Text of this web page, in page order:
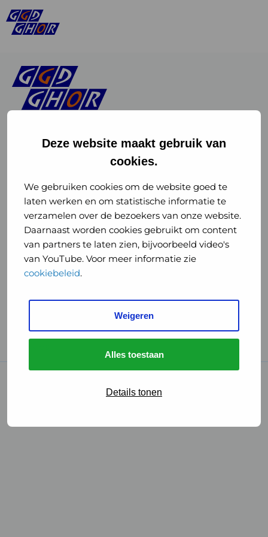
Deze website maakt gebruik van
cookies.
We gebruiken cookies om de website goed te
laten werken en om statistische informatie te
verzamelen over de bezoekers van onze website.
Daarnaast worden cookies gebruikt om content
van partners te laten zien, bijvoorbeeld video's
van YouTube. Voor meer informatie zie
cookiebeleid.
Weigeren
Alles toestaan
Details tonen
of
GGD
GHOR
Nederland
Instagram
of
GGD
GHOR
Nederland
GGD Reizen op social media
GGD Reizen
GGD Reisvaccinaties